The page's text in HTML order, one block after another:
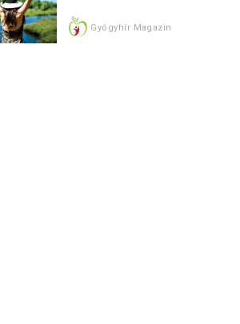
Gyógyhír Magazin